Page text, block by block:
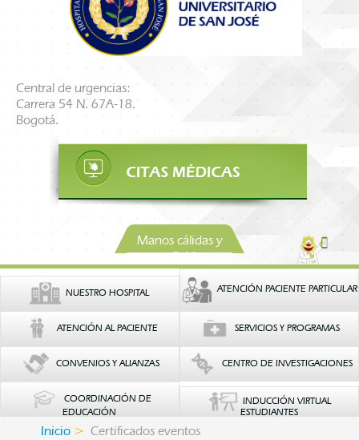
Central de urgencias:
Carrera 54 N. 67A-18.
Bogotá.
Manos cálidas y
confiables
NUESTRO HOSPITAL ATENCIÓN PACIENTE PARTICULAR
ATENCIÓN AL PACIENTE SERVICIOS Y PROGRAMAS
CONVENIOS Y ALIANZAS CENTRO DE INVESTIGACIONES
COORDINACIÓN DE
EDUCACIÓN
INDUCCIÓN VIRTUAL
ESTUDIANTES
Inicio Certificados eventos